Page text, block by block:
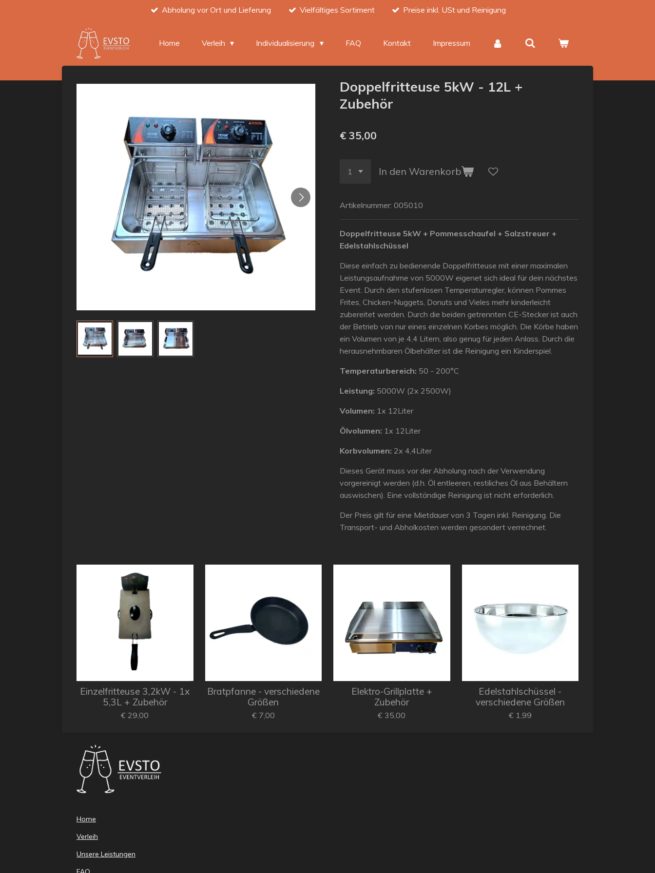
Abholung vor Ort und Lieferung Vielfältiges Sortiment Preise inkl. USt und Reinigung
Home Verleih Individualisierung FAQ Kontakt Impressum
Doppelfritteuse 5kW - 12L +
Zubehör
€ 35,00
In den Warenkorb
Artikelnummer: 005010
Doppelfritteuse 5kW + Pommesschaufel + Salzstreuer +
Edelstahlschüssel
Diese einfach zu bedienende Doppelfritteuse mit einer maximalen
Leistungsaufnahme von 5000W eigenet sich ideal für dein nächstes
Event. Durch den stufenlosen Temperaturregler, können Pommes
Frites, Chicken-Nuggets, Donuts und Vieles mehr kinderleicht
zubereitet werden. Durch die beiden getrennten CE-Stecker ist auch
der Betrieb von nur eines einzelnen Korbes möglich. Die Körbe haben
ein Volumen von je 4,4 Litern, also genug für jeden Anlass. Durch die
herausnehmbaren Ölbehälter ist die Reinigung ein Kinderspiel.
Temperaturbereich: 50 - 200°C
Leistung: 5000W (2x 2500W)
Volumen: 1x 12Liter
Ölvolumen: 1x 12Liter
Korbvolumen: 2x 4,4Liter
Dieses Gerät muss vor der Abholung nach der Verwendung
vorgereinigt werden (d.h. Öl entleeren, restiliches Öl aus Behältern
auswischen). Eine vollständige Reinigung ist nicht erforderlich.
Der Preis gilt für eine Mietdauer von 3 Tagen inkl. Reinigung. Die
Transport- und Abholkosten werden gesondert verrechnet.
Einzelfritteuse 3,2kW - 1x
5,3L + Zubehör
€ 29,00
Bratpfanne - verschiedene
Größen
€ 7,00
Elektro-Grillplatte +
Zubehör
€ 35,00
Edelstahlschüssel -
verschiedene Größen
€ 1,99
Home
Verleih
Unsere Leistungen